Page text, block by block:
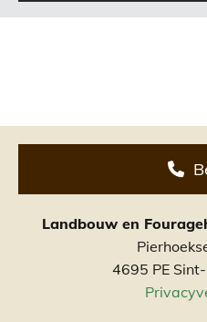
Landbouw en
4695 PE